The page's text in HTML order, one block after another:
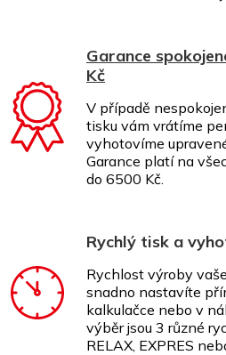
Garance
Kč
V případě
tisku vám vrátíme
vyhotovíme
Garance platí na
do 6500 Kč.
Rychlý tisk a
Rychlost výroby
snadno nastavíte
kalkulačce nebo v
výběr jsou 3 různé
RELAX, EXPRES